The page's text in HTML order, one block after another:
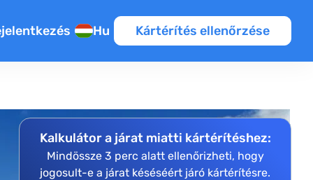
Hu Kártérítés ellenőrzése
Kalkulátor a járat miatti kártérítéshez:
Mindössze 3 perc alatt ellenőrizheti, hogy
jogosult-e a járat késéséért járó kártérítésre.